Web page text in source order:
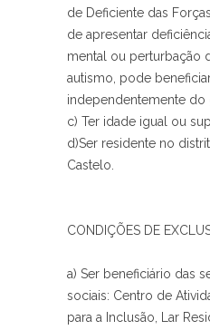
de Deficiente das
de apresentar
mental ou perturbação
autismo, pode
independentemente do
c) Ter idade igual ou
d)Ser residente no
Castelo.
CONDIÇÕES DE
a) Ser beneficiário das
sociais: Centro de
para a Inclusão, Lar